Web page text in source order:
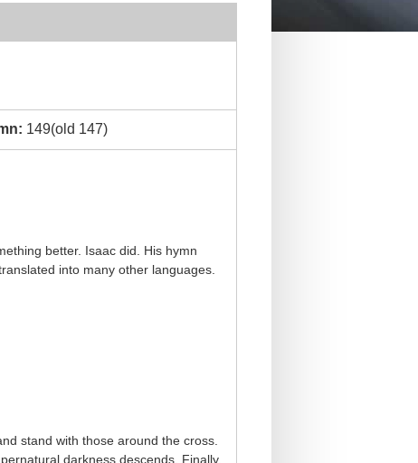
149(old 147)
better. Isaac did. His hymn
into many other languages.
stand with those around the cross.
darkness descends. Finally,